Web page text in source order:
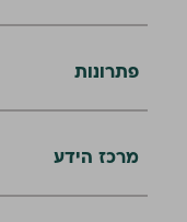
פתרונות
מרכז הידע